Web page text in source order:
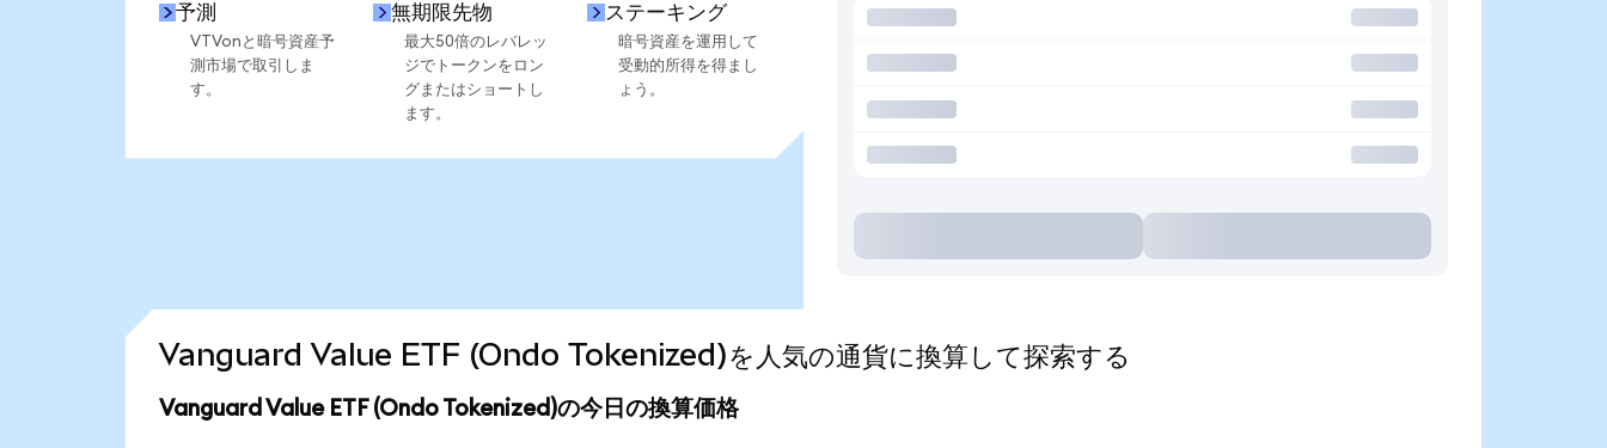
予測
VTVonと暗号資産予
測市場で取引しま
す。
無期限先物
最大50倍のレバレッ
ジでトークンをロン
グまたはショートし
ます。
ステーキング
暗号資産を運用して
受動的所得を得まし
ょう。
Vanguard Value ETF (Ondo Tokenized)を人気の通貨に換算して探索する
Vanguard Value ETF (Ondo Tokenized)の今日の換算価格